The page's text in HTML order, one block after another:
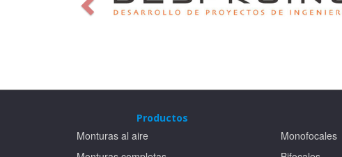
Productos
Pie
Monturas al aire
Pie
Monofocales